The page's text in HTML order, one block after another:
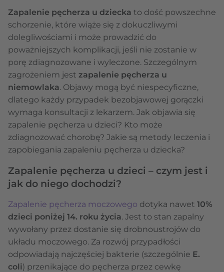
Zapalenie pęcherza u dziecka to dość powszechne
schorzenie, które wiąże się z dokuczliwymi
dolegliwościami i może prowadzić do
poważniejszych komplikacji, jeśli nie zostanie w
porę zdiagnozowane i wyleczone. Szczególnym
zagrożeniem jest zapalenie pęcherza u
niemowlaka. Objawy mogą być niespecyficzne,
dlatego każdy przypadek bezobjawowej gorączki
wymaga konsultacji z lekarzem. Jak objawia się
zapalenie pęcherza u dzieci? Kto może
zdiagnozować chorobę? Jakie są metody leczenia i
zapobiegania zapaleniu pęcherza u dziecka?
Zapalenie pęcherza u dzieci – czym jest i
jak do niego dochodzi?
Zapalenie pęcherza moczowego dotyka nawet 10%
dzieci poniżej 14. roku życia. Jest to stan zapalny
wywołany przez dostanie się drobnoustrojów do
układu moczowego. Za rozwój przypadłości
odpowiadają najczęściej bakterie (szczególnie E.
coli) przenikające do pęcherza przez cewkę